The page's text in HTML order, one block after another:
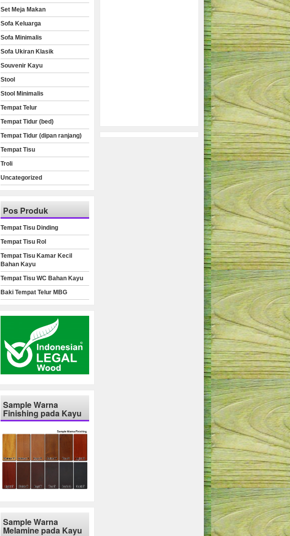
Set Meja Makan
Sofa Keluarga
Sofa Minimalis
Sofa Ukiran Klasik
Souvenir Kayu
Stool
Stool Minimalis
Tempat Telur
Tempat Tidur (bed)
Tempat Tidur (dipan ranjang)
Tempat Tisu
Troli
Uncategorized
Pos Produk
Tempat Tisu Dinding
Tempat Tisu Rol
Tempat Tisu Kamar Kecil
Bahan Kayu
Tempat Tisu WC Bahan Kayu
Baki Tempat Telur MBG
Sample Warna
Finishing pada Kayu
Sample Warna
Melamine pada Kayu